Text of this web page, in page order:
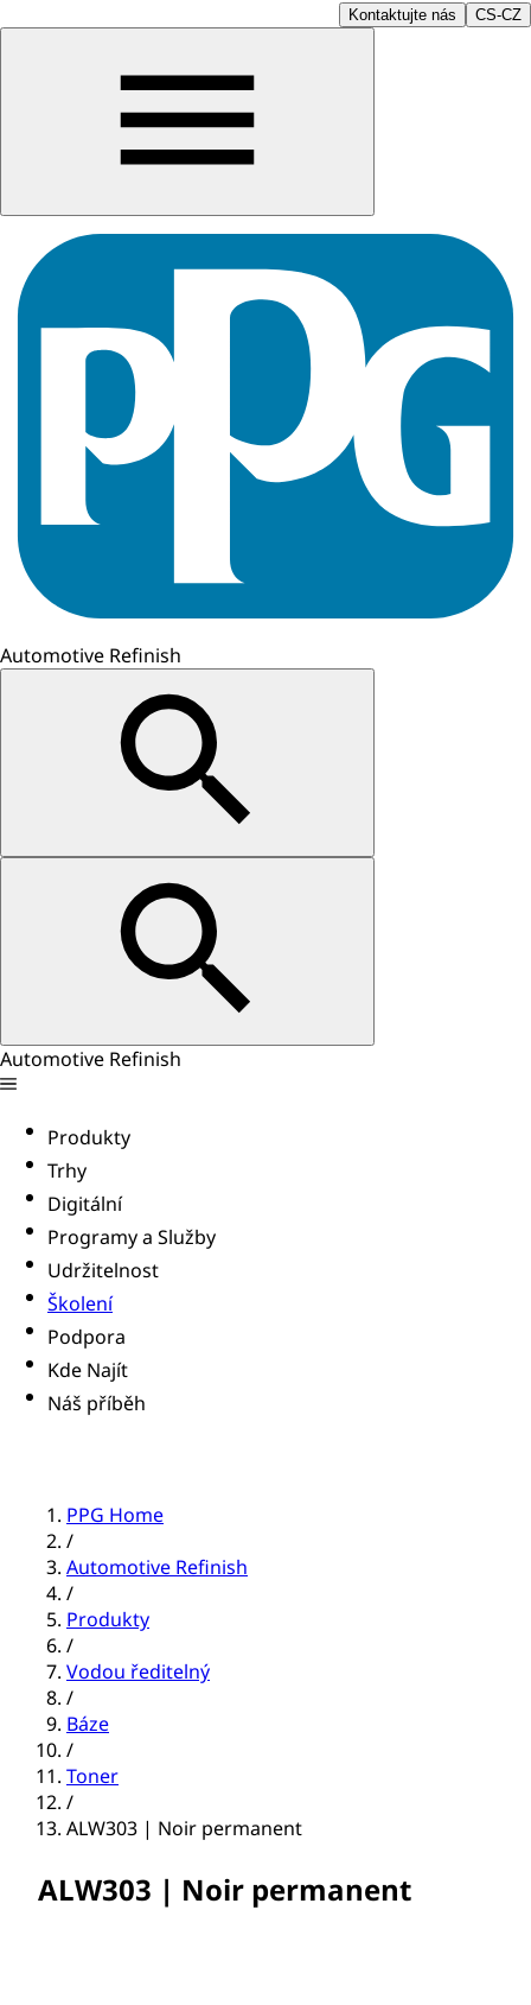
Kontaktujte nás CS-CZ
Automotive Refinish
Automotive Refinish
Produkty
Trhy
Digitální
Programy a Služby
Udržitelnost
Školení
Podpora
Kde Najít
Náš příběh
PPG Home
/
Automotive Refinish
/
Produkty
/
Vodou ředitelný
/
Báze
/
Toner
/
ALW303 | Noir permanent
ALW303 | Noir permanent